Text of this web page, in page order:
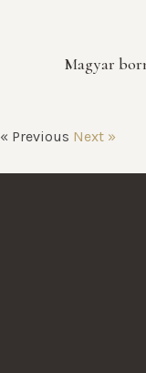
Magyar
« Previous Next »